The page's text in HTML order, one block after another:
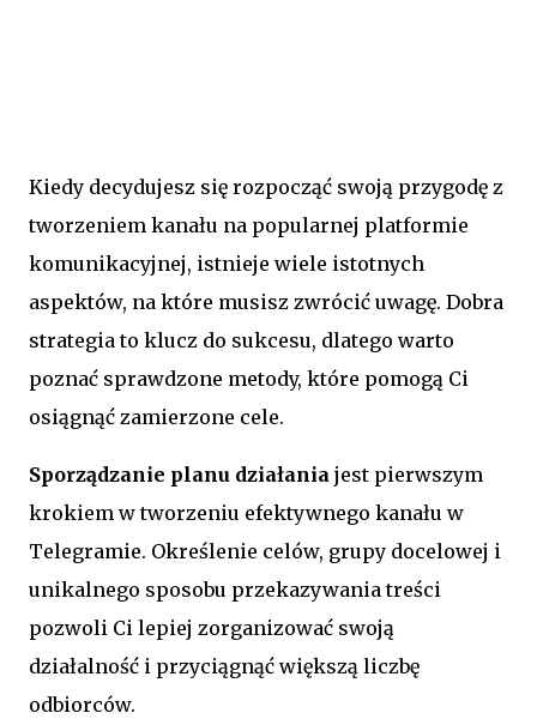
Kiedy decydujesz się rozpocząć swoją przygodę z
tworzeniem kanału na popularnej platformie
komunikacyjnej, istnieje wiele istotnych
aspektów, na które musisz zwrócić uwagę. Dobra
strategia to klucz do sukcesu, dlatego warto
poznać sprawdzone metody, które pomogą Ci
osiągnąć zamierzone cele.
Sporządzanie planu działania jest pierwszym
krokiem w tworzeniu efektywnego kanału w
Telegramie. Określenie celów, grupy docelowej i
unikalnego sposobu przekazywania treści
pozwoli Ci lepiej zorganizować swoją
działalność i przyciągnąć większą liczbę
odbiorców.